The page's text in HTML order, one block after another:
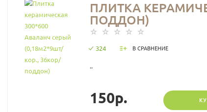
ПЛИТКА
ПОДДОН)
324 В СРАВНЕНИЕ
150р.